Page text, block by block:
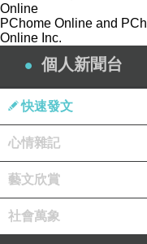
Online
PChome Online and
Online Inc.
個人新聞台
快速發文
心情雜記
藝文欣賞
社會萬象